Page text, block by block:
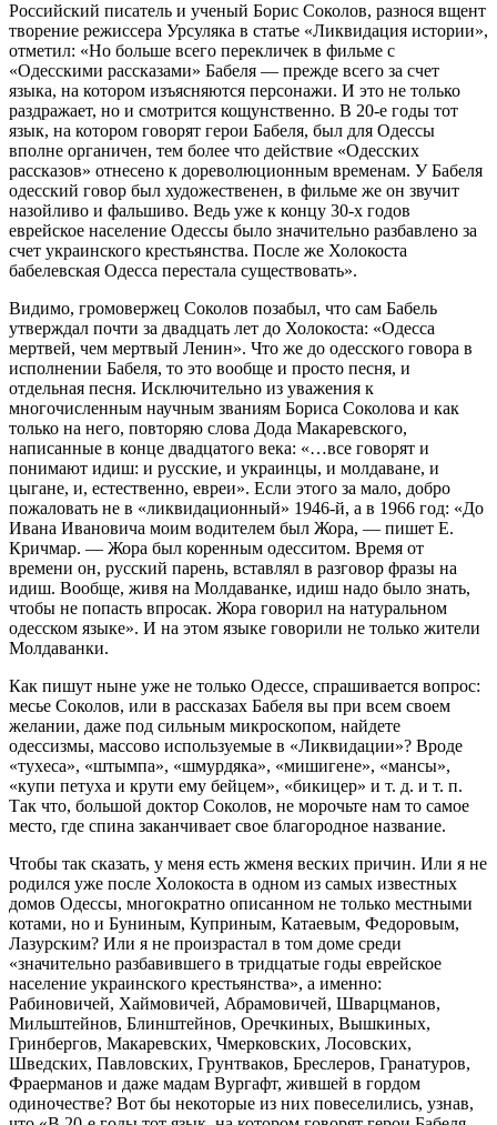
Российский писатель и ученый Борис Соколов, разнося вщент
творение режиссера Урсуляка в статье «Ликвидация истории»,
отметил: «Но больше всего перекличек в фильме с
«Одесскими рассказами» Бабеля — прежде всего за счет
языка, на котором изъясняются персонажи. И это не только
раздражает, но и смотрится кощунственно. В 20-е годы тот
язык, на котором говорят герои Бабеля, был для Одессы
вполне органичен, тем более что действие «Одесских
рассказов» отнесено к дореволюционным временам. У Бабеля
одесский говор был художественен, в фильме же он звучит
назойливо и фальшиво. Ведь уже к концу 30-х годов
еврейское население Одессы было значительно разбавлено за
счет украинского крестьянства. После же Холокоста
бабелевская Одесса перестала существовать».
Видимо, громовержец Соколов позабыл, что сам Бабель
утверждал почти за двадцать лет до Холокоста: «Одесса
мертвей, чем мертвый Ленин». Что же до одесского говора в
исполнении Бабеля, то это вообще и просто песня, и
отдельная песня. Исключительно из уважения к
многочисленным научным званиям Бориса Соколова и как
только на него, повторяю слова Дода Макаревского,
написанные в конце двадцатого века: «…все говорят и
понимают идиш: и русские, и украинцы, и молдаване, и
цыгане, и, естественно, евреи». Если этого за мало, добро
пожаловать не в «ликвидационный» 1946-й, а в 1966 год: «До
Ивана Ивановича моим водителем был Жора, — пишет Е.
Кричмар. — Жора был коренным одесситом. Время от
времени он, русский парень, вставлял в разговор фразы на
идиш. Вообще, живя на Молдаванке, идиш надо было знать,
чтобы не попасть впросак. Жора говорил на натуральном
одесском языке». И на этом языке говорили не только жители
Молдаванки.
Как пишут ныне уже не только Одессе, спрашивается вопрос:
месье Соколов, или в рассказах Бабеля вы при всем своем
желании, даже под сильным микроскопом, найдете
одессизмы, массово используемые в «Ликвидации»? Вроде
«тухеса», «штымпа», «шмурдяка», «мишигене», «мансы»,
«купи петуха и крути ему бейцем», «бикицер» и т. д. и т. п.
Так что, большой доктор Соколов, не морочьте нам то самое
место, где спина заканчивает свое благородное название.
Чтобы так сказать, у меня есть жменя веских причин. Или я не
родился уже после Холокоста в одном из самых известных
домов Одессы, многократно описанном не только местными
котами, но и Буниным, Куприным, Катаевым, Федоровым,
Лазурским? Или я не произрастал в том доме среди
«значительно разбавившего в тридцатые годы еврейское
население украинского крестьянства», а именно:
Рабиновичей, Хаймовичей, Абрамовичей, Шварцманов,
Мильштейнов, Блинштейнов, Оречкиных, Вышкиных,
Гринбергов, Макаревских, Чмерковских, Лосовских,
Шведских, Павловских, Грунтваков, Бреслеров, Гранатуров,
Фраерманов и даже мадам Вургафт, жившей в гордом
одиночестве? Вот бы некоторые из них повеселились, узнав,